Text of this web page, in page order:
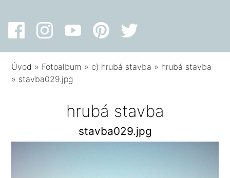
Úvod » Fotoalbum » c) hrubá stavba » hrubá stavba
» stavba029.jpg
hrubá stavba
stavba029.jpg